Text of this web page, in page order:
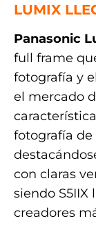
LUMIX
Panasonic
full frame
fotografía y
el mercado
fotografía
con claras
siendo S5IIX
creadores